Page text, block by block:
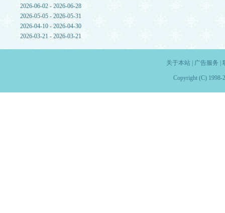
2026-06-02 - 2026-06-28
2026-05-05 - 2026-05-31
2026-04-10 - 2026-04-30
2026-03-21 - 2026-03-21
关于本站| 广告服务
Copyright (C) 1998-